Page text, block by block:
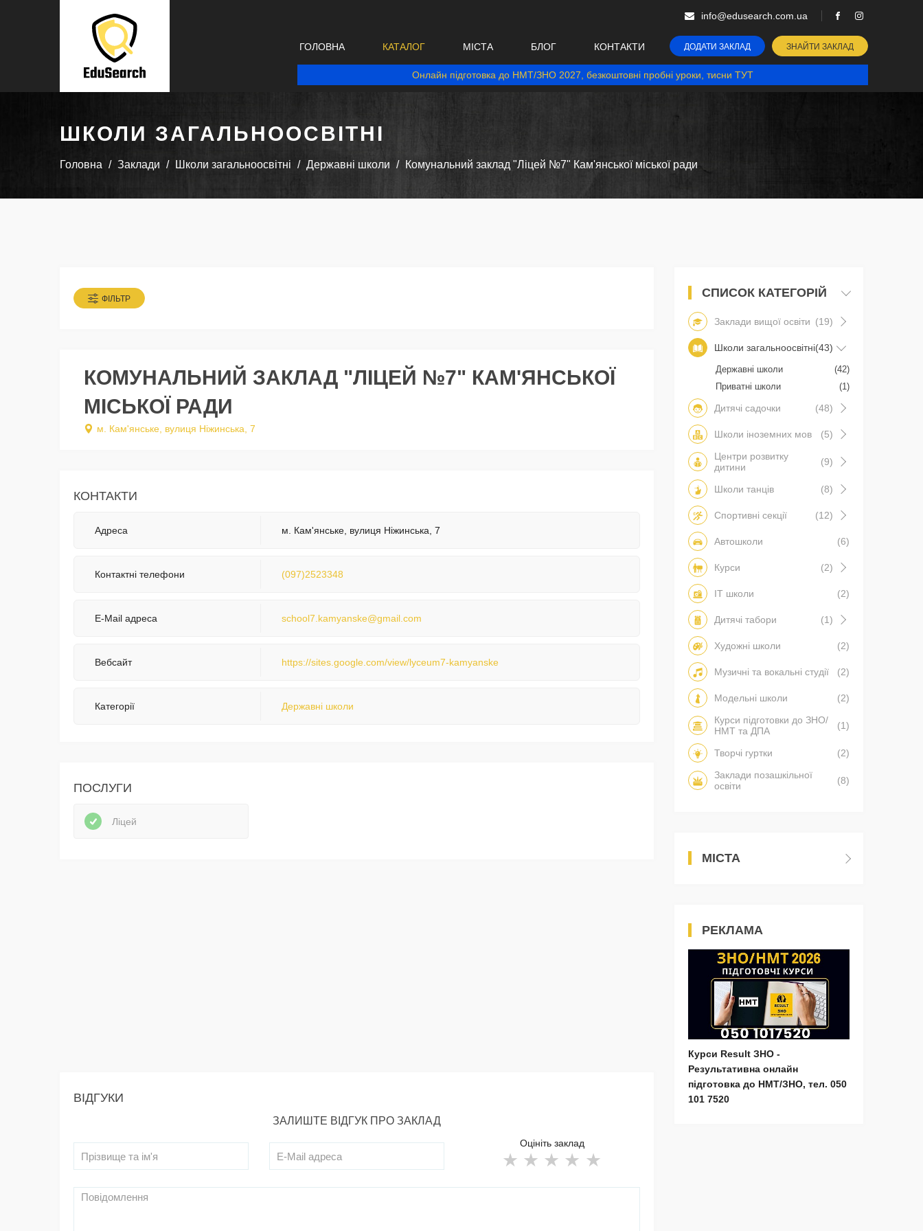
info@edusearch.com.ua
ГОЛОВНА КАТАЛОГ МІСТА БЛОГ КОНТАКТИ ДОДАТИ ЗАКЛАД ЗНАЙТИ ЗАКЛАД
Онлайн підготовка до НМТ/ЗНО 2027, безкоштовні пробні уроки, тисни ТУТ
ШКОЛИ ЗАГАЛЬНООСВІТНІ
Головна Заклади Школи загальноосвітні Державні школи Комунальний заклад "Ліцей №7" Кам'янської міської ради
ФІЛЬТР
КОМУНАЛЬНИЙ ЗАКЛАД "ЛІЦЕЙ №7" КАМ'ЯНСЬКОЇ
МІСЬКОЇ РАДИ
м. Кам'янське, вулиця Ніжинська, 7
КОНТАКТИ
Адреса м. Кам'янське, вулиця Ніжинська, 7
Контактні телефони (097)2523348
E-Mail адреса school7.kamyanske@gmail.com
Вебсайт https://sites.google.com/view/lyceum7-kamyanske
Категорії Державні школи
ПОСЛУГИ
Ліцей
ВІДГУКИ
ЗАЛИШТЕ ВІДГУК ПРО ЗАКЛАД
Оцініть заклад
СПИСОК КАТЕГОРІЙ
Заклади вищої освіти (19)
Школи загальноосвітні(43)
Державні школи
(42)
Приватні школи
(1)
Дитячі садочки (48)
Школи іноземних мов
(5)
Центри розвитку
дитини
(9)
Школи танців (8)
Спортивні секції (12)
Автошколи (6)
Курси (2)
IT школи (2)
Дитячі табори (1)
Художні школи (2)
Музичні та вокальні студії (2)
Модельні школи
(2)
Курси підготовки до ЗНО/
НМТ та ДПА
(1)
Творчі гуртки
(2)
Заклади позашкільної
освіти
(8)
МІСТА
РЕКЛАМА
Курси Result ЗНО -
Результативна онлайн
підготовка до НМТ/ЗНО, тел. 050
101 7520